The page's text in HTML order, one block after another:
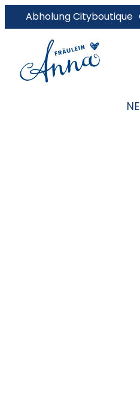
Abholung Cityboutique